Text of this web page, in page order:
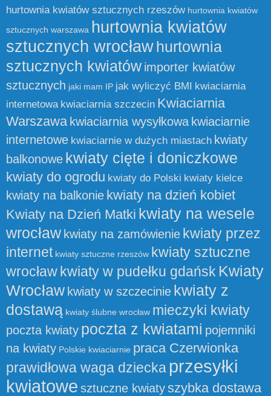
hurtownia kwiatów sztucznych rzeszów hurtownia kwiatów
sztucznych warszawa hurtownia kwiatów
sztucznych wrocławhurtownia
sztucznych kwiatów importer kwiatów
sztucznych jaki mam IP jak wyliczyć BMI kwiaciarnia
internetowa kwiaciarnia szczecin Kwiaciarnia
Warszawa kwiaciarnia wysyłkowa kwiaciarnie
internetowe kwiaciarnie w dużych miastach kwiaty
balkonowe kwiaty cięte i doniczkowe
kwiaty do ogrodu kwiaty do Polski kwiaty kielce
kwiaty na balkonie kwiaty na dzień kobiet
Kwiaty na Dzień Matki kwiaty na wesele
wrocław kwiaty na zamówienie kwiaty przez
internet kwiaty sztuczne rzeszów kwiaty sztuczne
wrocławkwiaty w pudełku gdańsk Kwiaty
Wrocław kwiaty w szczecinie kwiaty z
dostawą kwiaty ślubne wrocław mieczyki kwiaty
poczta kwiaty poczta z kwiatami pojemniki
na kwiaty Polskie kwiaciarnie praca Czerwionka
prawidłowa waga dziecka przesyłki
kwiatowe sztuczne kwiatyszybka dostawa